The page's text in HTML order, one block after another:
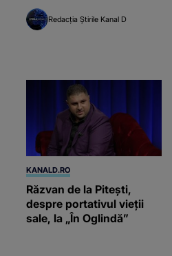
Redacția Știrile Kanal D
KANALD.RO
Răzvan de la Pitești,
despre portativul vieții
sale, la „În Oglindă”